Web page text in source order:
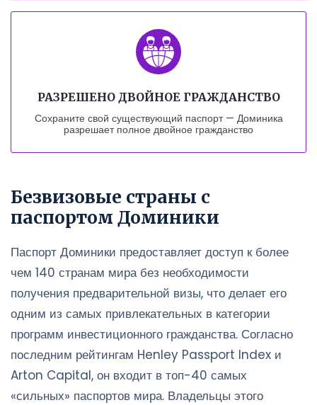
РАЗРЕШЕНО ДВОЙНОЕ ГРАЖДАНСТВО
Сохраните свой существующий паспорт — Доминика
разрешает полное двойное гражданство
Безвизовые страны с
паспортом Доминики
Паспорт Доминики предоставляет доступ к более
чем 140 странам мира без необходимости
получения предварительной визы, что делает его
одним из самых привлекательных в категории
программ инвестиционного гражданства. Согласно
последним рейтингам Henley Passport Index и
Arton Capital, он входит в топ-40 самых
«сильных» паспортов мира. Владельцы этого